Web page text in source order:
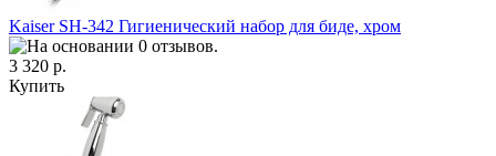
Kaiser SH-342 Гигиенический набор для биде, хром
3 320 р.
Купить